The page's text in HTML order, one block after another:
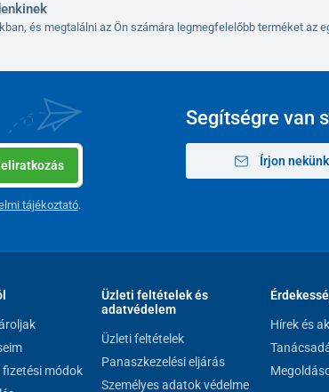
és megtalálni az Ön számára legmegfelelőbb terméket az
Segítségre van
Írjon nekünk
tájékoztató.
fizetési módok
Üzleti feltételek és
adatvédelem
Üzleti feltételek
Panaszkezelési eljárás
Személyes adatok védelme
Hírek és